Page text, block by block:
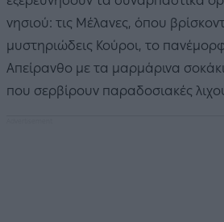
νησιού: τις Μέλανες, όπου
μυστηριώδεις Κούροι, το
Απείρανθο με τα μαρμάρινα
που σερβίρουν παραδοσιακές